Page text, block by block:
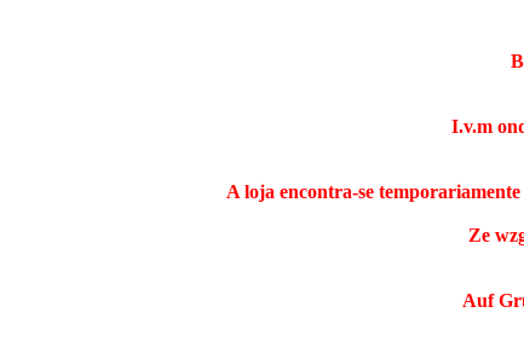
I.v.m
A loja encontra-se
Ze
Auf